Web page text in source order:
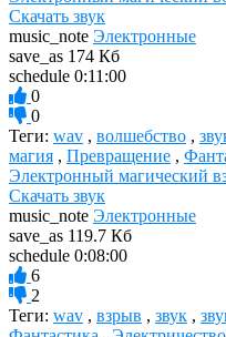
Скачать звук
music_note Электронные
save_as 174 Кб
schedule 0:11:00
0
0
Теги: wav , волшебство ,
магия , Превращение ,
Электронный магический
Скачать звук
music_note Электронные
save_as 119.7 Кб
schedule 0:08:00
6
2
Теги: wav , взрыв , звук ,